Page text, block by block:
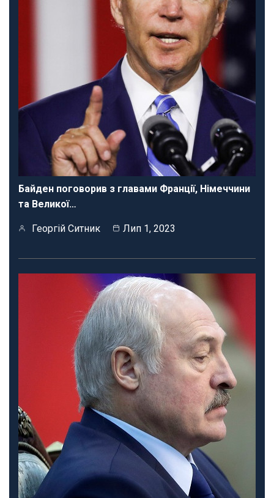
Байден поговорив з главами Франції, Німеччини
та Великої…
Георгій Ситник Лип 1, 2023